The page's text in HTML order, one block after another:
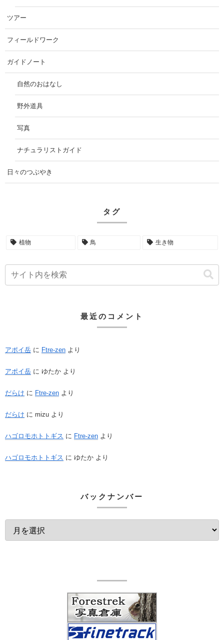
ツアー
フィールドワーク
ガイドノート
自然のおはなし
野外道具
写真
ナチュラリストガイド
日々のつぶやき
タグ
植物 鳥 生き物
最近のコメント
アポイ岳 に Ftre-zen より
アポイ岳 に ゆたか より
だらけ に Ftre-zen より
だらけ に mizu より
ハゴロモホトトギス に Ftre-zen より
ハゴロモホトトギス に ゆたか より
バックナンバー